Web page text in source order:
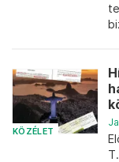
KÖZÉLET